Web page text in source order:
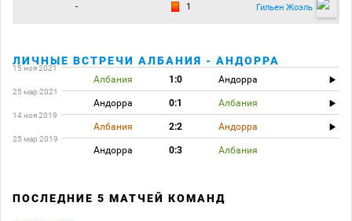
- 1 Гильен Жоэль
ЛИЧНЫЕ ВСТРЕЧИ АЛБАНИЯ - АНДОРРА
15 ноя 2021
Албания 1:0 Андорра
25 мар 2021
Андорра 0:1 Албания
14 ноя 2019
Албания 2:2 Андорра
25 мар 2019
Андорра 0:3 Албания
ПОСЛЕДНИЕ 5 МАТЧЕЙ КОМАНД